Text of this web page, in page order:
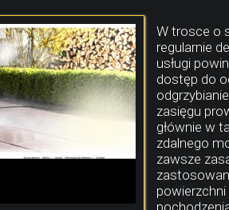
W trosce o
regularnie
usługi
dostęp do
zasięgu
głównie w
zdalnego
zawsze